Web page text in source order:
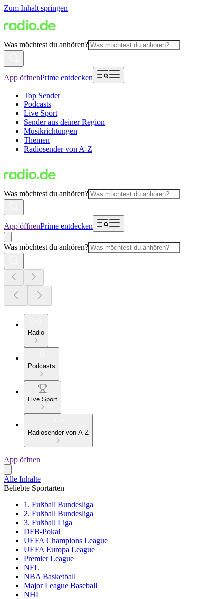
Zum Inhalt springen
Was möchtest du anhören?
App öffnenPrime entdecken
Top Sender
Podcasts
Live Sport
Sender aus deiner Region
Musikrichtungen
Themen
Radiosender von A-Z
Was möchtest du anhören?
App öffnenPrime entdecken
Was möchtest du anhören?
Radio
Podcasts
Live Sport
Radiosender von A-Z
App öffnen
Alle Inhalte
Beliebte Sportarten
1. Fußball Bundesliga
2. Fußball Bundesliga
3. Fußball Liga
DFB-Pokal
UEFA Champions League
UEFA Europa League
Premier League
NFL
NBA Basketball
Major League Baseball
NHL